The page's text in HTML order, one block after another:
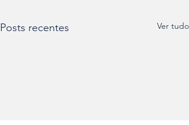
Posts recentes Ver tudo